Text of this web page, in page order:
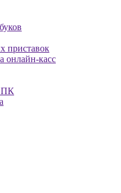
приставок
онлайн-касс
ПК